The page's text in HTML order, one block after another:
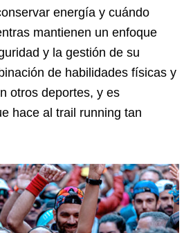
energía y cuándo
mantienen un enfoque
y la gestión de su
de habilidades físicas y
otros deportes, y es
hace al trail running tan